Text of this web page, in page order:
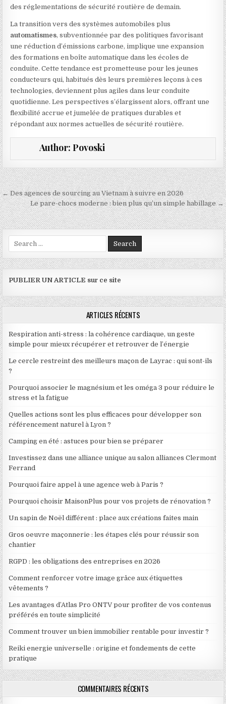
des réglementations de sécurité routière de demain.
La transition vers des systèmes automobiles plus
automatismes, subventionnée par des politiques favorisant
une réduction d’émissions carbone, implique une expansion
des formations en boîte automatique dans les écoles de
conduite. Cette tendance est prometteuse pour les jeunes
conducteurs qui, habitués dès leurs premières leçons à ces
technologies, deviennent plus agiles dans leur conduite
quotidienne. Les perspectives s’élargissent alors, offrant une
flexibilité accrue et jumelée de pratiques durables et
répondant aux normes actuelles de sécurité routière.
Author: Povoski
Navigation de l’article
← Des agences de sourcing au Vietnam à suivre en 2026
Le pare-chocs moderne : bien plus qu’un simple habillage →
Search for:
PUBLIER UN ARTICLE sur ce site
ARTICLES RÉCENTS
Respiration anti-stress : la cohérence cardiaque, un geste
simple pour mieux récupérer et retrouver de l’énergie
Le cercle restreint des meilleurs maçon de Layrac : qui sont-ils
?
Pourquoi associer le magnésium et les oméga 3 pour réduire le
stress et la fatigue
Quelles actions sont les plus efficaces pour développer son
référencement naturel à Lyon ?
Camping en été : astuces pour bien se préparer
Investissez dans une alliance unique au salon alliances Clermont
Ferrand
Pourquoi faire appel à une agence web à Paris ?
Pourquoi choisir MaisonPlus pour vos projets de rénovation ?
Un sapin de Noël différent : place aux créations faites main
Gros oeuvre maçonnerie : les étapes clés pour réussir son
chantier
RGPD : les obligations des entreprises en 2026
Comment renforcer votre image grâce aux étiquettes
vêtements ?
Les avantages d’Atlas Pro ONTV pour profiter de vos contenus
préférés en toute simplicité
Comment trouver un bien immobilier rentable pour investir ?
Reiki energie universelle : origine et fondements de cette
pratique
COMMENTAIRES RÉCENTS